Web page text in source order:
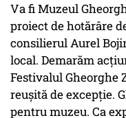
Va fi Muzeul
proiect de hotărâre
consilierul Aurel
local. Demarăm
Festivalul Gheorghe
reuşită de excepţie.
pentru muzeu. Ca